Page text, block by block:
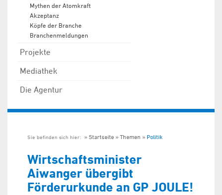
Mythen der Atomkraft
Akzeptanz
Köpfe der Branche
Branchenmeldungen
Projekte
Mediathek
Die Agentur
Sie befinden sich hier: Startseite Themen Politik
Wirtschaftsminister
Aiwanger übergibt
Förderurkunde an GP JOULE!